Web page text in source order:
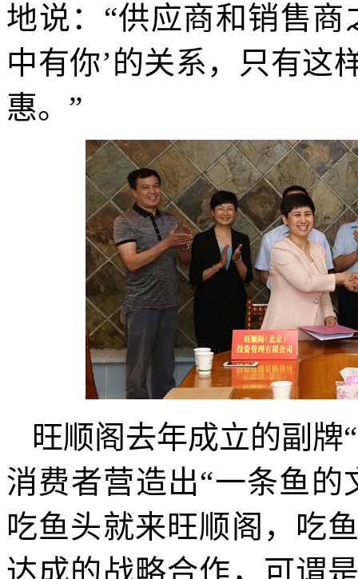
地说：“供应商和销售
中有你’的关系，只有这
惠。”
旺顺阁去年成立的副牌
消费者营造出“一条鱼
吃鱼头就来旺顺阁，吃
达成的战略合作，可谓